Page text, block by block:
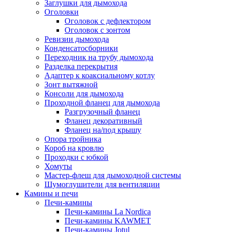
Заглушки для дымохода
Оголовки
Оголовок с дефлектором
Оголовок с зонтом
Ревизии дымохода
Конденсатосборники
Переходник на трубу дымохода
Разделка перекрытия
Адаптер к коаксиальному котлу
Зонт вытяжной
Консоли для дымохода
Проходной фланец для дымохода
Разгрузочный фланец
Фланец декоративный
Фланец на/под крышу
Опора тройника
Короб на кровлю
Проходки с юбкой
Хомуты
Мастер-флеш для дымоходной системы
Шумоглушители для вентиляции
Камины и печи
Печи-камины
Печи-камины La Nordica
Печи-камины KAWMET
Печи-камины Jotul